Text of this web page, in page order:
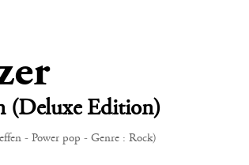
(Deluxe Edition)
- Power pop - Genre : Rock)